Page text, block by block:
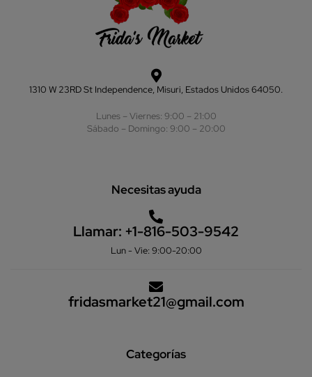
1310 W 23RD St Independence, Misuri, Estados Unidos 64050.
Lunes – Viernes: 9:00 – 21:00
Sábado – Domingo: 9:00 – 20:00
Necesitas ayuda
Llamar: +1-816-503-9542
Lun - Vie: 9:00-20:00
fridasmarket21@gmail.com
Categorías